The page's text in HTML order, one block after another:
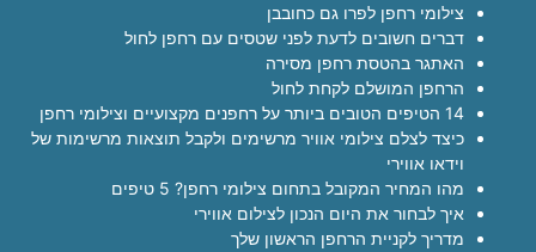
צילומי רחפן לפרו גם כחובבן
דברים חשובים לדעת לפני שטסים עם רחפן לחול
האתגר בהטסת רחפן מסירה
הרחפן המושלם לקחת לחול
14 הטיפים הטובים ביותר על רחפנים מקצועיים וצילומי רחפן
כיצד לצלם צילומי אוויר מרשימים ולקבל תוצאות מרשימות של
וידאו אווירי
מהו המחיר המקובל בתחום צילומי רחפן? 5 טיפים
איך לבחור את היום הנכון לצילום אווירי
מדריך לקניית הרחפן הראשון שלך